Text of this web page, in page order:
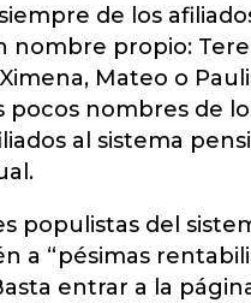
de los
nombre propio:
Mateo o
pocos nombres de
al sistema
populistas del
a “pésimas
entrar a la